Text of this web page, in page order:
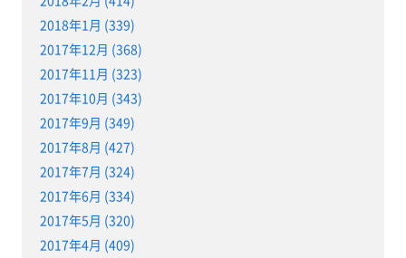
2018年1月 (339)
2017年12月 (368)
2017年11月 (323)
2017年10月 (343)
2017年9月 (349)
2017年8月 (427)
2017年7月 (324)
2017年6月 (334)
2017年5月 (320)
2017年4月 (409)